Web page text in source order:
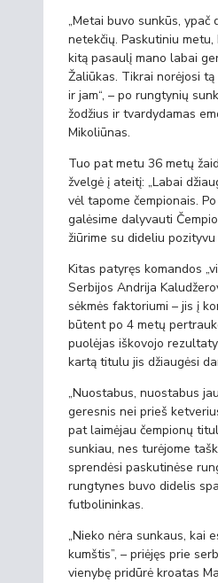
„Metai buvo sunkūs, ypač
netekčių. Paskutiniu
kitą pasaulį mano labai
Žaliūkas. Tikrai norėjosi
ir jam“, – po rungtynių
žodžius ir tvardydamas
Mikoliūnas.
Tuo pat metu 36 metų
žvelgė į ateitį: „Labai
vėl tapome čempionais.
galėsime dalyvauti
žiūrime su dideliu pozityvu
Kitas patyręs komandos
Serbijos Andrija
sėkmės faktoriumi – jis į
būtent po 4 metų
puolėjas iškovojo
kartą titulu jis džiaugėsi
„Nuostabus, nuostabus
geresnis nei prieš
pat laimėjau čempionų
sunkiau, nes turėjome
sprendėsi paskutinėse
rungtynes buvo didelis
futbolininkas.
„Nieko nėra sunkaus, kai
kumštis”, – priėjęs prie
vienybę pridūrė kroatas